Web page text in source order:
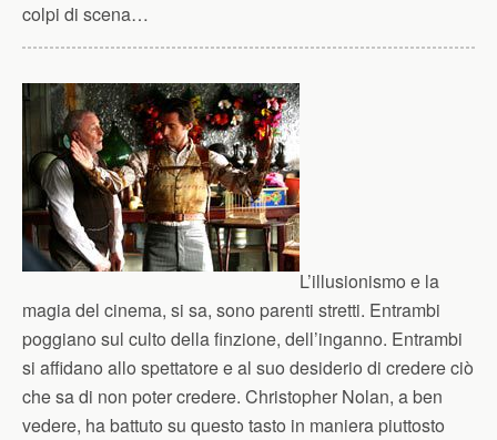
colpi di scena…
L’illusionismo e la
magia del cinema, si sa, sono parenti stretti. Entrambi
poggiano sul culto della finzione, dell’inganno. Entrambi
si affidano allo spettatore e al suo desiderio di credere ciò
che sa di non poter credere. Christopher Nolan, a ben
vedere, ha battuto su questo tasto in maniera piuttosto